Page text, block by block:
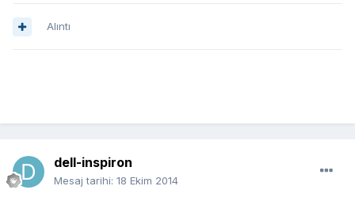
Alıntı
dell-inspiron
Mesaj tarihi: 18 Ekim 2014